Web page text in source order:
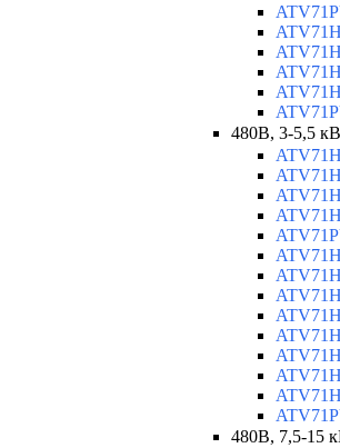
480В, 3-5,5
480В, 7,5-15